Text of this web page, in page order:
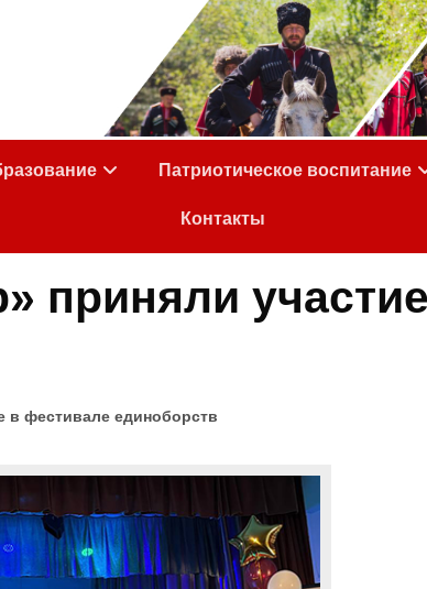
Патриотическое воспитание
Контакты
приняли
в фестивале единоборств